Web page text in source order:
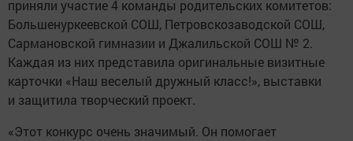
приняли участие 4 команды родительских комитетов:
Большенуркеевской СОШ, Петровскозаводской СОШ,
Сармановской гимназии и Джалильской СОШ № 2.
Каждая из них представила оригинальные визитные
карточки «Наш веселый дружный класс!», выставки
и защитила творческий проект.
«Этот конкурс очень значимый. Он помогает